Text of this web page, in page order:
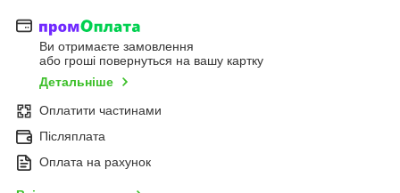
Ви отримаєте замовлення
або гроші повернуться на вашу картку
Детальніше
Оплатити частинами
Післяплата
Оплата на рахунок